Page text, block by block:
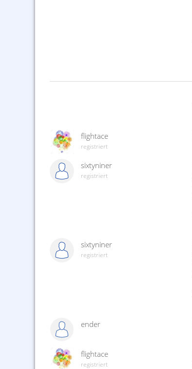
flightace
registriert
sixtyniner
registriert
sixtyniner
registriert
ender
flightace
registriert